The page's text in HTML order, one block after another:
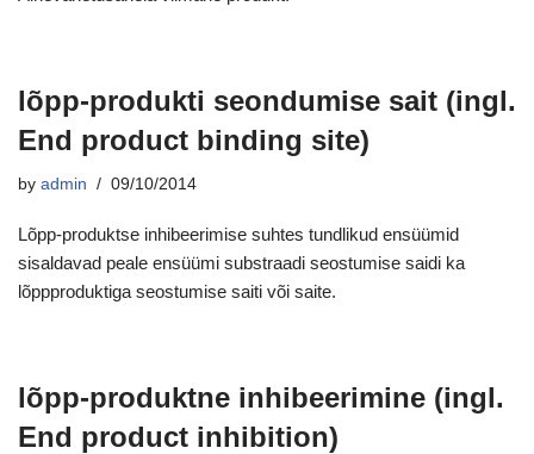
lõpp-produkti seondumise sait (ingl.
End product binding site)
by admin 09/10/2014
Lõpp-produktse inhibeerimise suhtes tundlikud ensüümid
sisaldavad peale ensüümi substraadi seostumise saidi ka
lõppproduktiga seostumise saiti või saite.
lõpp-produktne inhibeerimine (ingl.
End product inhibition)